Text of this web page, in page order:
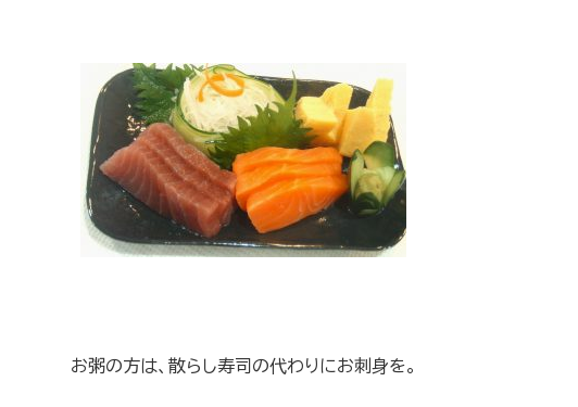
お粥の方は、散らし寿司の代わりにお刺身を。